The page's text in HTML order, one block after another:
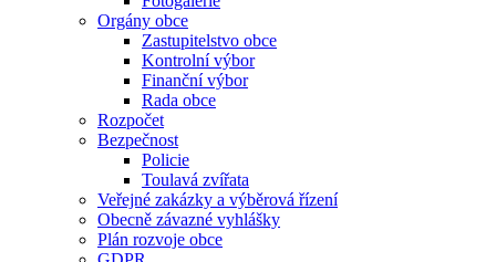
Orgány obce
Zastupitelstvo obce
Kontrolní výbor
Finanční výbor
Rada obce
Rozpočet
Bezpečnost
Policie
Toulavá zvířata
Veřejné zakázky a výběrová řízení
Obecně závazné vyhlášky
Plán rozvoje obce